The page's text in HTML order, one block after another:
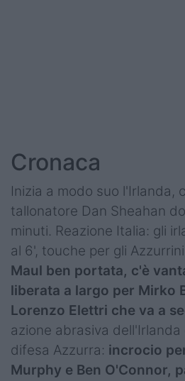
Cronaca
Inizia a modo suo l'Irlanda,
tallonatore Dan Sheahan
minuti. Reazione Italia: gli
al 6', touche per gli
Maul ben portata, c'è
liberata a largo per Mirko
Lorenzo Elettri che va a
azione abrasiva dell'Irlanda
difesa Azzurra: incrocio
Murphy e Ben O'Connor,